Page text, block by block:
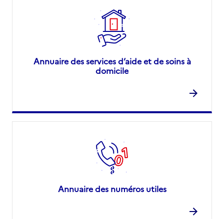
Annuaire des services d’aide et de soins à
domicile
Annuaire des numéros utiles